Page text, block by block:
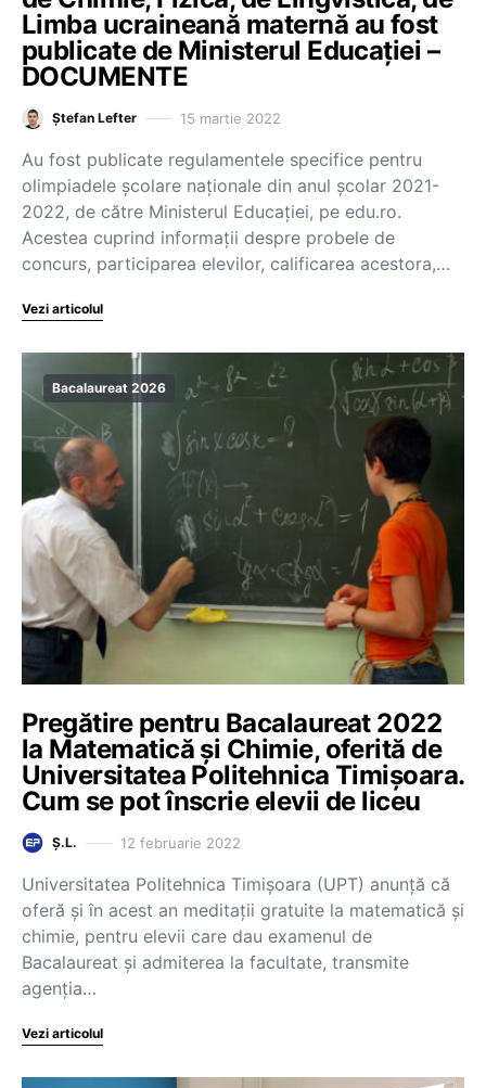
Limba ucraineană maternă au fost
publicate de Ministerul Educației –
DOCUMENTE
Ștefan Lefter 15 martie 2022
Au fost publicate regulamentele specifice pentru
olimpiadele școlare naționale din anul școlar 2021-
2022, de către Ministerul Educației, pe edu.ro.
Acestea cuprind informații despre probele de
concurs, participarea elevilor, calificarea acestora,…
Vezi articolul
Bacalaureat 2026
Pregătire pentru Bacalaureat 2022
la Matematică și Chimie, oferită de
Universitatea Politehnica Timișoara.
Cum se pot înscrie elevii de liceu
Ș.L. 12 februarie 2022
Universitatea Politehnica Timișoara (UPT) anunţă că
oferă şi în acest an meditaţii gratuite la matematică şi
chimie, pentru elevii care dau examenul de
Bacalaureat şi admiterea la facultate, transmite
agenția…
Vezi articolul